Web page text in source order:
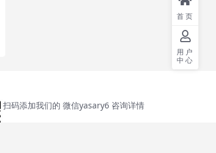
扫码添加我们的 微信yasary6 咨询详情
首页
用户
中心